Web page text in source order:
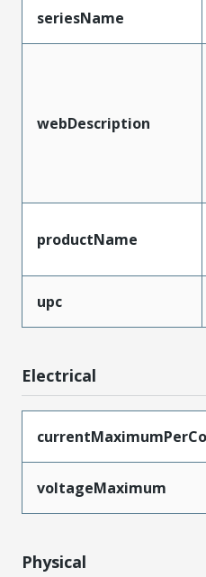
seriesName
webDescription
productName
upc
Electrical
voltageMaximum
Physical